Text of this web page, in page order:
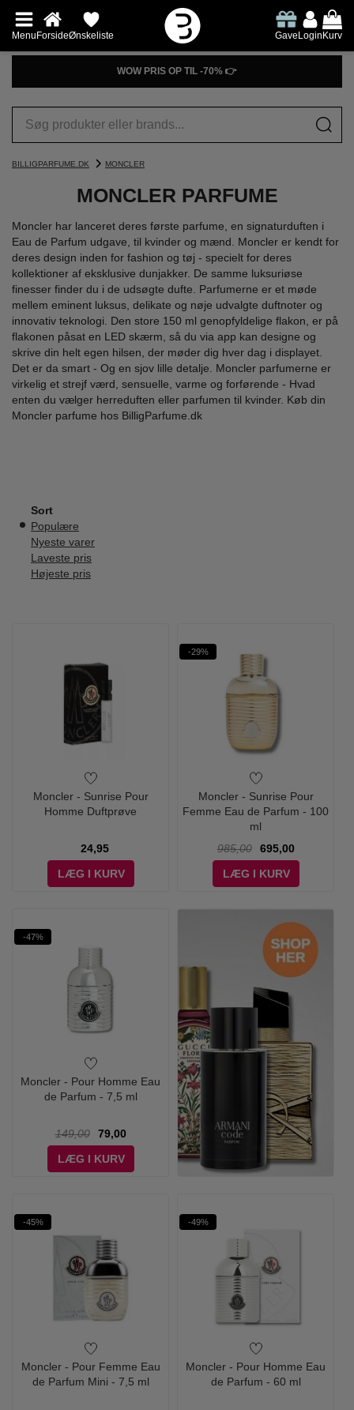
MenuForsideØnskeliste GaveLoginKurv
WOW PRIS OP TIL -70% 👉
BILLIGPARFUME.DK MONCLER
MONCLER PARFUME
Moncler har lanceret deres første parfume, en signaturduften i
Eau de Parfum udgave, til kvinder og mænd. Moncler er kendt for
deres design inden for fashion og tøj - specielt for deres
kollektioner af eksklusive dunjakker. De samme luksuriøse
finesser finder du i de udsøgte dufte. Parfumerne er et møde
mellem eminent luksus, delikate og nøje udvalgte duftnoter og
innovativ teknologi. Den store 150 ml genopfyldelige flakon, er på
flakonen påsat en LED skærm, så du via app kan designe og
skrive din helt egen hilsen, der møder dig hver dag i displayet.
Det er da smart - Og en sjov lille detalje. Moncler parfumerne er
virkelig et strejf værd, sensuelle, varme og forførende - Hvad
enten du vælger herreduften eller parfumen til kvinder. Køb din
Moncler parfume hos BilligParfume.dk
Sort
Populære
Nyeste varer
Laveste pris
Højeste pris
Moncler - Sunrise Pour
Homme Duftprøve
24,95
LÆG I KURV
-29%
Moncler - Sunrise Pour
Femme Eau de Parfum - 100
ml
985,00
695,00
LÆG I KURV
-47%
Moncler - Pour Homme Eau
de Parfum - 7,5 ml
149,00
79,00
LÆG I KURV
-45%
Moncler - Pour Femme Eau
de Parfum Mini - 7,5 ml
-49%
Moncler - Pour Homme Eau
de Parfum - 60 ml